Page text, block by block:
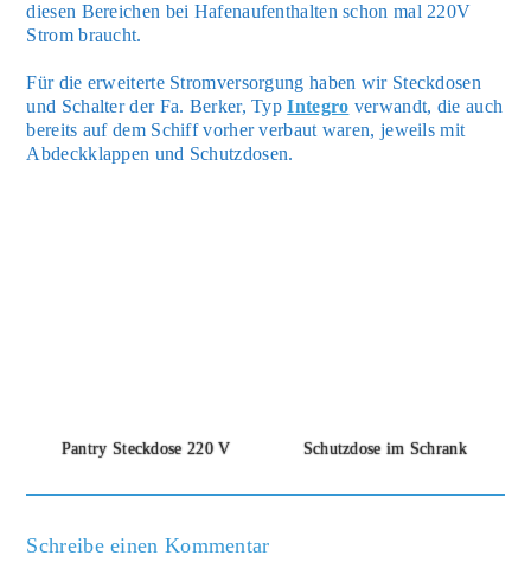
die­sen Berei­chen bei Hafen­auf­ent­hal­ten schon mal 220V
Strom braucht.
Für die erwei­ter­te Strom­ver­sor­gung haben wir Steck­do­sen
und Schal­ter der Fa. Ber­ker, TypInte­gro ver­wandt, die auch
bereits auf dem Schiff vor­her ver­baut waren, jeweils mit
Abdeck­klap­pen und Schutz­do­sen.
Pan­try Steck­do­se 220 V Schutz­do­se im Schrank
Schreibe einen Kommentar